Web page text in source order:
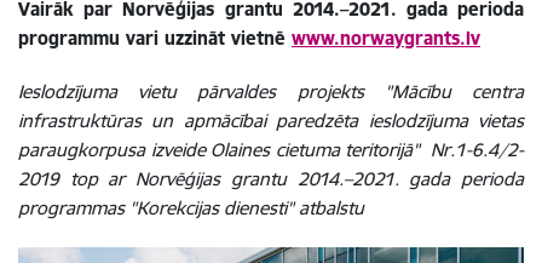
Vairāk par Norvēģijas grantu 2014.–2021. gada perioda
programmu vari uzzināt vietnē www.norwaygrants.lv
Ieslodzījuma vietu pārvaldes projekts "Mācību centra
infrastruktūras un apmācībai paredzēta ieslodzījuma vietas
paraugkorpusa izveide Olaines cietuma teritorijā" Nr.1-6.4/2-
2019 top ar Norvēģijas grantu 2014.–2021. gada perioda
programmas "Korekcijas dienesti" atbalstu